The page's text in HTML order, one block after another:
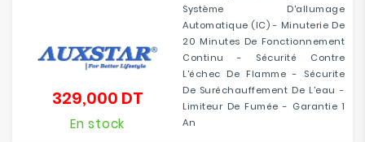
Système D'allumage
Automatique (IC) - Minuterie De
20 Minutes De Fonctionnement
Continu - Sécurité Contre
L'échec De Flamme - Sécurite
De Suréchauffement De L'eau -
Limiteur De Fumée - Garantie 1
An
329,000 DTPrix
En stock